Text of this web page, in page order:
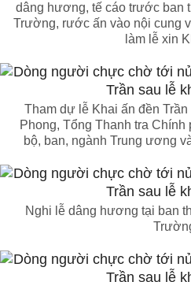
dâng hương, tế cáo trước ban
Trường, rước ấn vào nội cung
làm lễ xin
Tham dự lễ Khai ấn đền
Phong, Tổng Thanh tra
bộ, ban, ngành Trung ương
Nghi lễ dâng hương tại ban